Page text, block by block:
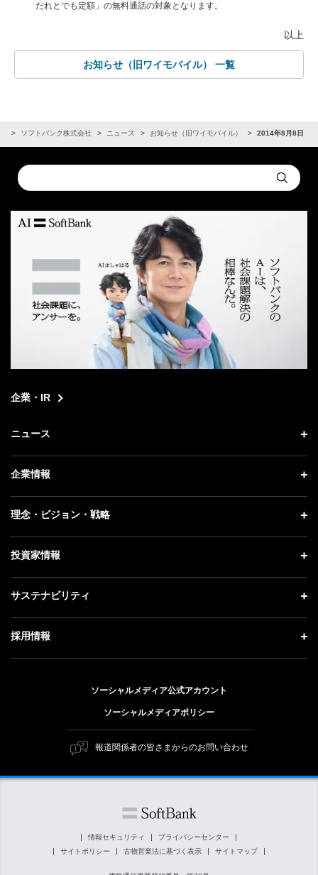
だれとでも定額」の無料通話の対象となります。
以上
お知らせ（旧ワイモバイル） 一覧
ソフトバンク株式会社 ニュース お知らせ（旧ワイモバイル） 2014年8月8日
Conduct
a
Submit
企業・IR
ニュース
ニュース トップ
プレスリリース
更新情報
企業情報
企業情報 トップ
社長メッセージ
事業紹介
理念・ビジョン・戦略
理念・ビジョン・戦略 トップ
成長戦略「Activate AI for Society」
人材戦略
投資家情報
投資家情報 トップ
経営方針
サステナビリティ
サステナビリティ トップ
トップメッセージ
ESG方針・体制
マテリアリティ（重要課題）
ESGの主な取り組み
外部評価・イニシアチブ
採用情報
キャリア採用
障がい者採用
ソーシャルメディア公式アカウント
ソーシャルメディアポリシー
報道関係者の皆さまからのお問い合わせ
情報セキュリティ
プライバシーセンター
サイトポリシー
古物営業法に基づく表示 サイトマップ